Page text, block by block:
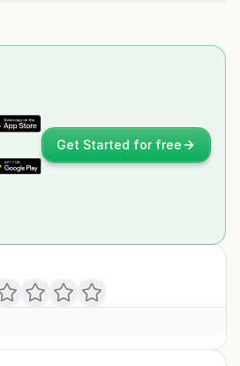
Get Started for free